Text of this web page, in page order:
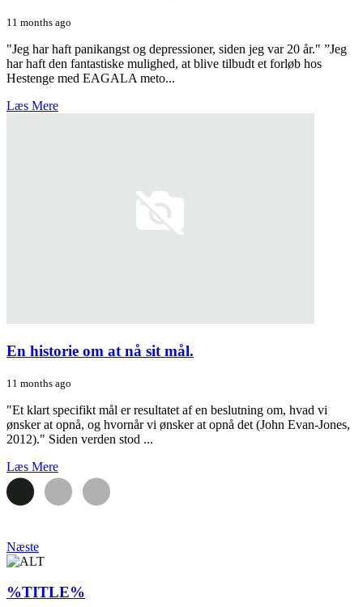
11 months ago
"Jeg har haft panikangst og depressioner, siden jeg var 20 år." ”Jeg
har haft den fantastiske mulighed, at blive tilbudt et forløb hos
Hestenge med EAGALA meto...
Læs Mere
En historie om at nå sit mål.
11 months ago
"Et klart specifikt mål er resultatet af en beslutning om, hvad vi
ønsker at opnå, og hvornår vi ønsker at opnå det (John Evan-Jones,
2012)." Siden verden stod ...
Læs Mere
Næste
%TITLE%